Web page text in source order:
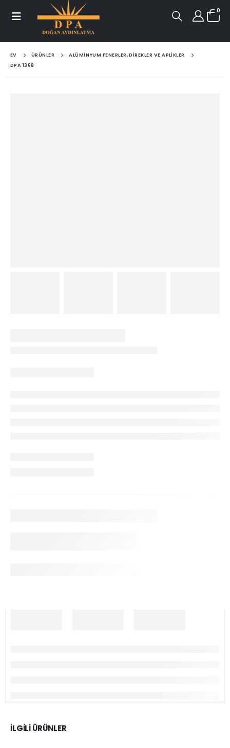
0
EV ÜRÜNLER
ALÜMINYUM FENERLER, DIREKLER VE APLIKLER
DPA 1368
İLGILI ÜRÜNLER